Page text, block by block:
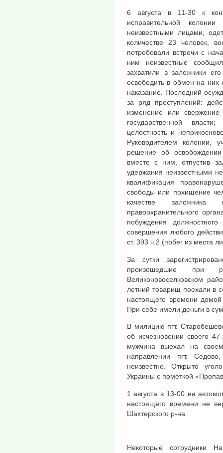
6 августа в 11-30 к
исправительной
неизвестными лицами,
количестве 23 человек,
потребовали встречи с
ним неизвестные
захватили в заложники
освободить в обмен на них
наказание. Последний
за ряд преступлений:
изменение или свержение
государственной
целостность и
Руководителем колонии,
решение об
вместе с ним, отпустив
удержания неизвестными
квалификация
свободы или похищение
качестве заложника
правоохранительного
побуждения
совершения любого
ст. 393 ч.2 (побег из места
За сутки
произошедшие при
Великоновоселковском
летний товарищ поехали в
настоящего времени домой
При себе имели деньги в
В милицию пгт.
об исчезновении своего
мужчина выехал на
направлении пгт.
неизвестно. Открыто
Украины с пометкой
1 августа в 13-00 на
настоящего времени не
Шахтерского р-на.
Некоторые сотрудники